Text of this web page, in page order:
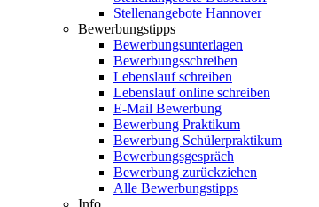
Stellenangebote Hannover
Bewerbungstipps
Bewerbungsunterlagen
Bewerbungsschreiben
Lebenslauf schreiben
Lebenslauf online schreiben
E-Mail Bewerbung
Bewerbung Praktikum
Bewerbung Schülerpraktikum
Bewerbungsgespräch
Bewerbung zurückziehen
Alle Bewerbungstipps
Info